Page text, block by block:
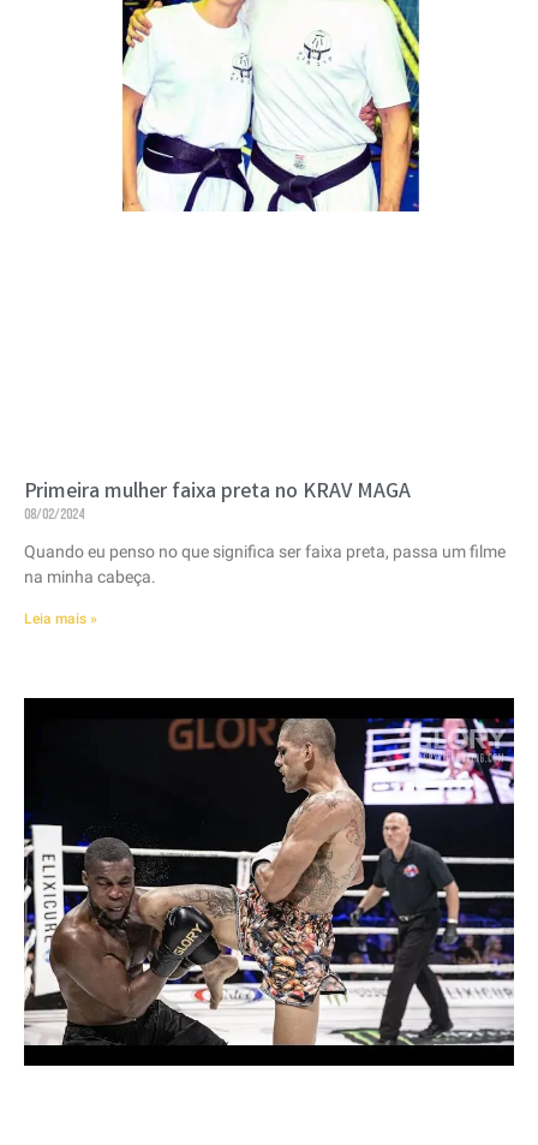
Primeira mulher faixa preta no KRAV MAGA
08/02/2024
Quando eu penso no que significa ser faixa preta, passa um filme
na minha cabeça.
Leia mais »